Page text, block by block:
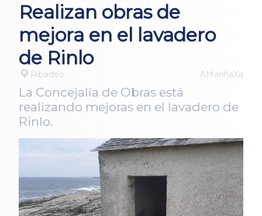
Realizan obras de
mejora en el lavadero
de Rinlo
Ribadeo AMariñaXa
La Concejalía de Obras está
realizando mejoras en el lavadero de
Rinlo.